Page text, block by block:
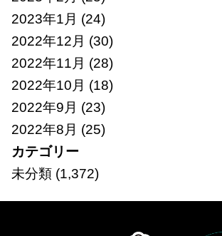
2023年1月 (24)
2022年12月 (30)
2022年11月 (28)
2022年10月 (18)
2022年9月 (23)
2022年8月 (25)
カテゴリー
未分類(1,372)